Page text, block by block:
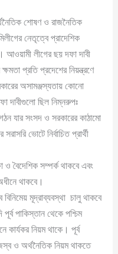
শোষণ ও রাজনৈতিক
নেতৃত্বে প্রাদেশিক
লীগের ছয় দফা দাবী
প্রতি প্রদেশের নিয়ন্ত্রণে
অসামঞ্জস্যতায় কোনো
দাবীগুলো ছিল নিম্নরুপঃ
যার সংসদ ও সরকারের কাঠামো
ভোটে নির্বাচিত প্রার্থী
ও বৈদেশিক সম্পর্ক থাকবে এবং
থাকবে।
মূদ্রাব্যবস্থা চালু থাকবে
পাকিস্তান থেকে পশ্চিম
কার্যকর নিয়ম থাকে। পূর্ব
ও অর্থনৈতিক নিয়ম থাকতে